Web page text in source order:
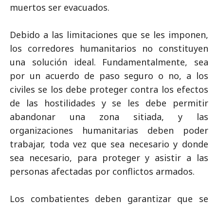
muertos ser evacuados.
Debido a las limitaciones que se les imponen,
los corredores humanitarios no constituyen
una solución ideal. Fundamentalmente, sea
por un acuerdo de paso seguro o no, a los
civiles se los debe proteger contra los efectos
de las hostilidades y se les debe permitir
abandonar una zona sitiada, y las
organizaciones humanitarias deben poder
trabajar, toda vez que sea necesario y donde
sea necesario, para proteger y asistir a las
personas afectadas por conflictos armados.
Los combatientes deben garantizar que se